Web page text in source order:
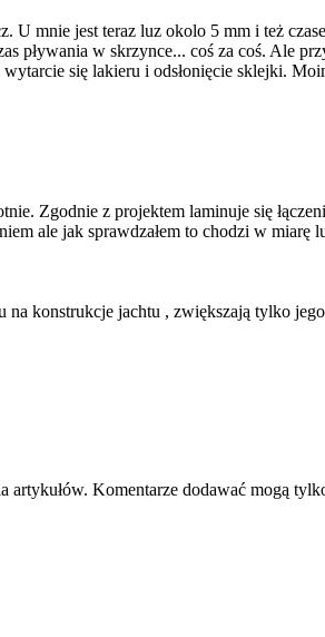
U mnie jest teraz luz okolo 5 mm i też
pływania w skrzynce... coś za coś. Ale
się lakieru i odsłonięcie sklejki.
Zgodnie z projektem laminuje się
ale jak sprawdzałem to chodzi w
na konstrukcje jachtu , zwiększają tylko
artykułów. Komentarze dodawać mogą